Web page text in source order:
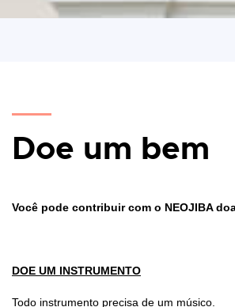
Doe um bem
Você pode contribuir com o NEOJIBA
DOE UM INSTRUMENTO
Todo instrumento precisa de um músico.